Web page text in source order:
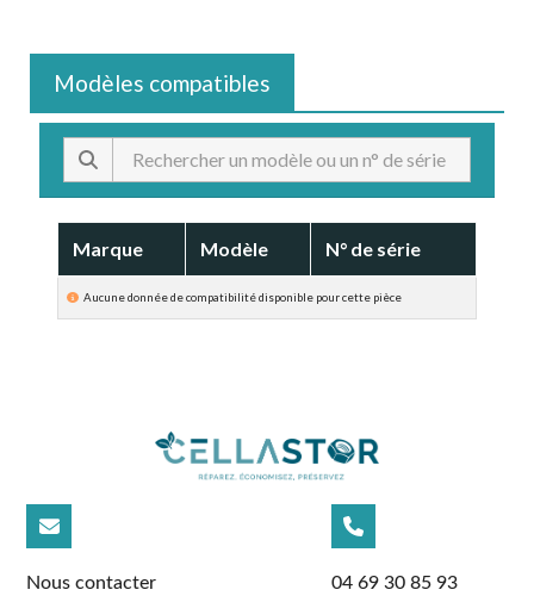
Modèles compatibles
Marque Modèle N° de série
Nous contacter 04 69 30 85 93